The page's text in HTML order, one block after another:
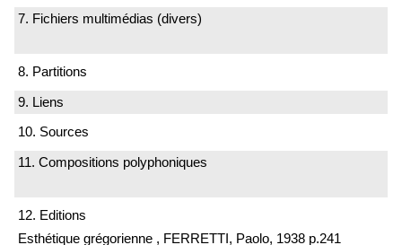
7. Fichiers multimédias (divers)
8. Partitions
9. Liens
10. Sources
11. Compositions polyphoniques
12. Editions
Esthétique grégorienne , FERRETTI, Paolo, 1938 p.241